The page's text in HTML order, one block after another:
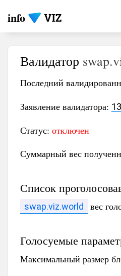
info
Валидатор
Последний
Заявление валидатора:
Статус: отключен
Суммарный вес
Список
swap.viz.world вес
Голосуемые
Максимальный размер